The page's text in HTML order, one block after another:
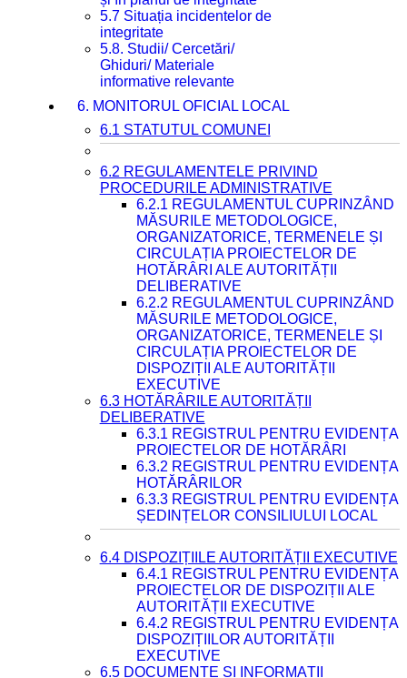
5.7 Situația incidentelor de
integritate
5.8. Studii/ Cercetări/
Ghiduri/ Materiale
informative relevante
6. MONITORUL OFICIAL LOCAL
6.1 STATUTUL COMUNEI
6.2 REGULAMENTELE PRIVIND
PROCEDURILE ADMINISTRATIVE
6.2.1 REGULAMENTUL CUPRINZÂND
MĂSURILE METODOLOGICE,
ORGANIZATORICE, TERMENELE ȘI
CIRCULAȚIA PROIECTELOR DE
HOTĂRÂRI ALE AUTORITĂȚII
DELIBERATIVE
6.2.2 REGULAMENTUL CUPRINZÂND
MĂSURILE METODOLOGICE,
ORGANIZATORICE, TERMENELE ȘI
CIRCULAȚIA PROIECTELOR DE
DISPOZIȚII ALE AUTORITĂȚII
EXECUTIVE
6.3 HOTĂRÂRILE AUTORITĂȚII
DELIBERATIVE
6.3.1 REGISTRUL PENTRU EVIDENȚA
PROIECTELOR DE HOTĂRÂRI
6.3.2 REGISTRUL PENTRU EVIDENȚA
HOTĂRÂRILOR
6.3.3 REGISTRUL PENTRU EVIDENȚA
ȘEDINȚELOR CONSILIULUI LOCAL
6.4 DISPOZIȚIILE AUTORITĂȚII EXECUTIVE
6.4.1 REGISTRUL PENTRU EVIDENȚA
PROIECTELOR DE DISPOZIȚII ALE
AUTORITĂȚII EXECUTIVE
6.4.2 REGISTRUL PENTRU EVIDENȚA
DISPOZIȚIILOR AUTORITĂȚII
EXECUTIVE
6.5 DOCUMENTE ȘI INFORMAȚII